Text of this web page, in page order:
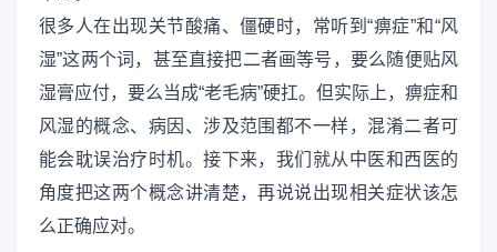
很多人在出现关节酸痛、僵硬时，常听到“痹症”和“风
湿”这两个词，甚至直接把二者画等号，要么随便贴风
湿膏应付，要么当成“老毛病”硬扛。但实际上，痹症和
风湿的概念、病因、涉及范围都不一样，混淆二者可
能会耽误治疗时机。接下来，我们就从中医和西医的
角度把这两个概念讲清楚，再说说出现相关症状该怎
么正确应对。